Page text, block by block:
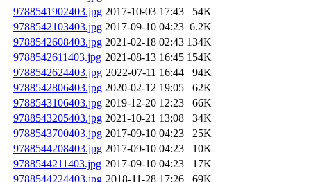
9788541902403.jpg 2017-10-03 17:43
54K
9788542103403.jpg 2017-09-10 04:23 6.2K
9788542608403.jpg 2021-02-18 02:43 134K
9788542611403.jpg 2021-08-13 16:45 154K
9788542624403.jpg 2022-07-11 16:44
94K
9788542806403.jpg 2020-02-12 19:05
62K
9788543106403.jpg 2019-12-20 12:23
66K
9788543205403.jpg 2021-10-21 13:08
34K
9788543700403.jpg 2017-09-10 04:23
25K
9788544208403.jpg 2017-09-10 04:23
10K
9788544211403.jpg 2017-09-10 04:23
17K
9788544224403.jpg 2018-11-28 17:26 69K